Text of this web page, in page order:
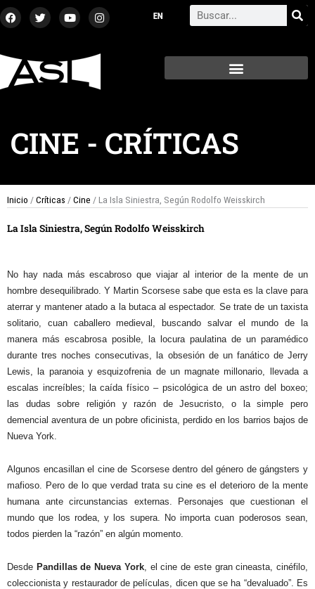
al
F
a
c
o
k
T
w
i
e
r
Y
o
u
b
I
n
s
a
Search
CINE - CRÍTICAS
Inicio /Críticas /Cine / La Isla Siniestra, Según Rodolfo Weisskirch
La Isla Siniestra, Según Rodolfo Weisskirch
No hay nada más escabroso que viajar al interior de la mente de un
hombre desequilibrado. Y Martin Scorsese sabe que esta es la clave para
aterrar y mantener atado a la butaca al espectador. Se trate de un taxista
solitario, cuan caballero medieval, buscando salvar el mundo de la
manera más escabrosa posible, la locura paulatina de un paramédico
durante tres noches consecutivas, la obsesión de un fanático de Jerry
Lewis, la paranoia y esquizofrenia de un magnate millonario, llevada a
escalas increíbles; la caída físico – psicológica de un astro del boxeo;
las dudas sobre religión y razón de Jesucristo, o la simple pero
demencial aventura de un pobre oficinista, perdido en los barrios bajos de
Nueva York.
Algunos encasillan el cine de Scorsese dentro del género de gángsters y
mafioso. Pero de lo que verdad trata su cine es el deterioro de la mente
humana ante circunstancias externas. Personajes que cuestionan el
mundo que los rodea, y los supera. No importa cuan poderosos sean,
todos pierden la “razón” en algún momento.
Desde Pandillas de Nueva York, el cine de este gran cineasta, cinéfilo,
coleccionista y restaurador de películas, dicen que se ha “devaluado”. Es